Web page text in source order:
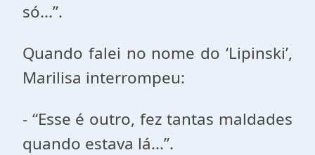
só...”.
Quando falei no nome do ‘Lipinski’,
Marilisa interrompeu:
- “Esse é outro, fez tantas maldades
quando estava lá...”.